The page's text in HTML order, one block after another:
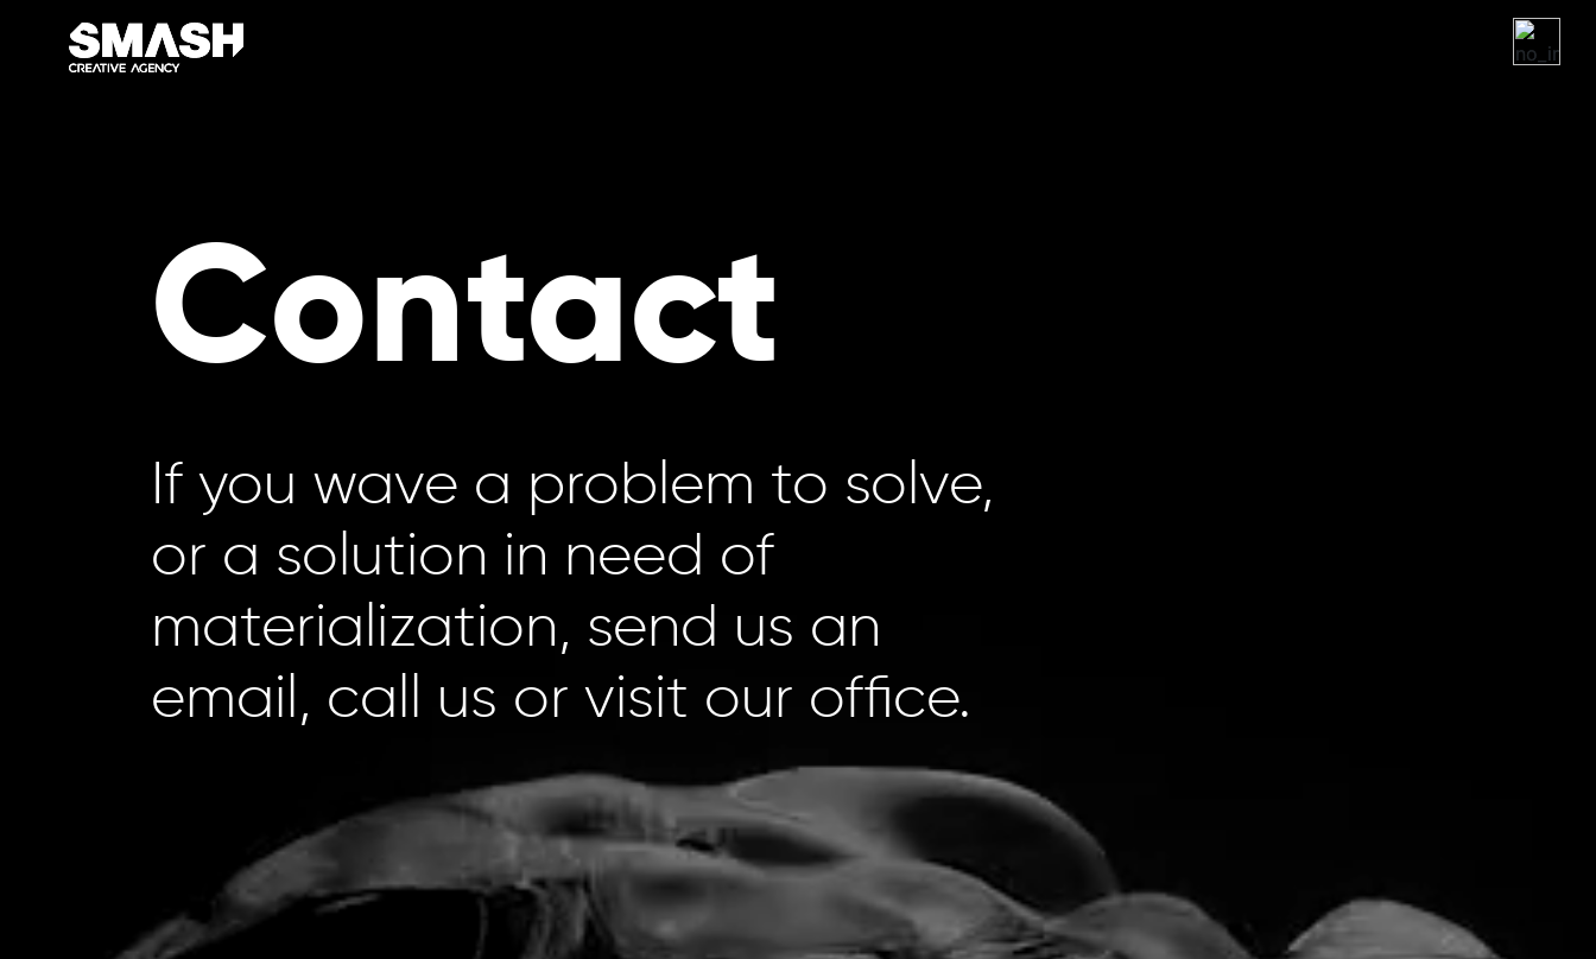
Contact
If you wave a problem to solve,
or a solution in need of
materialization, send us an
email, call us or visit our office.